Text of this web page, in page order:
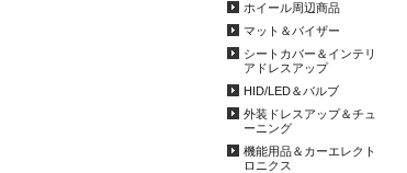
ホイール周辺商品
マット＆バイザー
シートカバー＆インテリ
アドレスアップ
HID/LED＆バルブ
外装ドレスアップ＆チュ
ーニング
機能用品＆カーエレクト
ロニクス